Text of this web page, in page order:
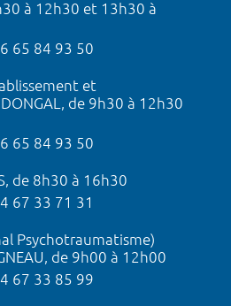
à 12h30 et 13h30 à
65 84 93 50
et
de 9h30 à 12h30
65 84 93 50
de 8h30 à 16h30
67 33 71 31
Psychotraumatisme)
de 9h00 à 12h00
67 33 85 99